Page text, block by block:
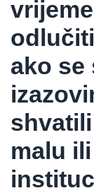
ako se
malu